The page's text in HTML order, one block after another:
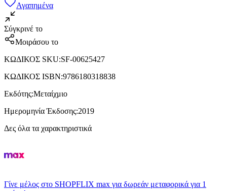
Αγαπημένα
Σύγκρινέ το
Μοιράσου το
ΚΩΔΙΚΟΣ SKU:SF-00625427
ΚΩΔΙΚΟΣ ISBN:9786180318838
Εκδότης:Μεταίχμιο
Ημερομηνία Έκδοσης:2019
Δες όλα τα χαρακτηριστικά
Γίνε μέλος στο SHOPFLIX max για δωρεάν μεταφορικά για 1